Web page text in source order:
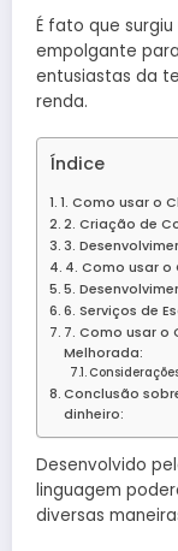
É fato que
empolgante
entusiastas da
renda.
Índice
1. Como usar o
2. Criação de
3.
4. Como usar o
5.
6. Serviços de
7. Como usar o
Melhorada:
Conclusão
dinheiro:
Desenvolvido
linguagem
diversas